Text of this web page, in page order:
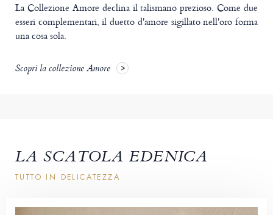
La Collezione Amore declina il talismano prezioso. Come due
esseri complementari, il duetto d'amore sigillato nell'oro forma
una cosa sola.
Scopri la collezione Amore
LA SCATOLA EDENICA
TUTTO IN DELICATEZZA